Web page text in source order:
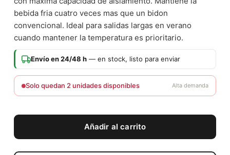
bebida fria cuatro veces mas que un bidon
convencional. Ideal para salidas largas en verano
cuando mantener la temperatura es prioritario.
Envío en 24/48 h — en stock, listo para enviar
Solo quedan 2 unidades disponibles Alta demanda
Añadir al carrito